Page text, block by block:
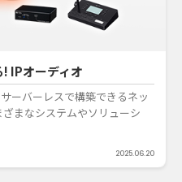
! IPオーディオ
ーバーレスで構築できるネッ
まなシステムやソリューシ
2025.06.20